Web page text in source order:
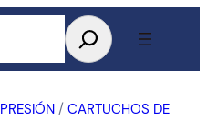
/ CARTUCHOS DE